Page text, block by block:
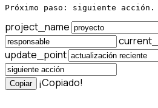
Próximo paso: siguiente acción.
project_name
update_point
Copiar ¡Copiado!